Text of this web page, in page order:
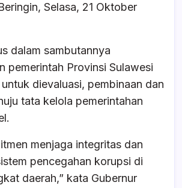
Selasa, 21 Oktober
dalam sambutannya
pemerintah Provinsi Sulawesi
dievaluasi, pembinaan dan
tata kelola pemerintahan
menjaga integritas dan
pencegahan korupsi di
daerah,” kata Gubernur